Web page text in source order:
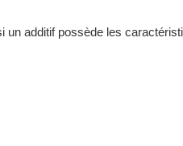
un additif possède les